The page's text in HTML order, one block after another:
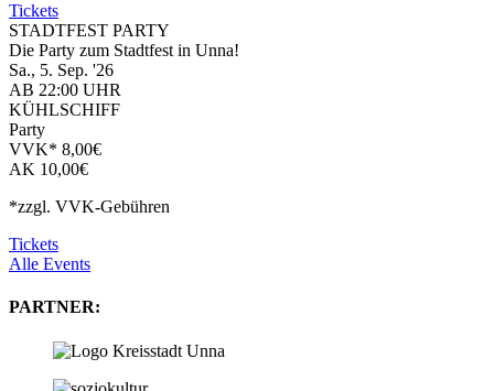
Tickets
STADTFEST PARTY
Die Party zum Stadtfest in Unna!
Sa., 5. Sep. '26
AB 22:00 UHR
KÜHLSCHIFF
Party
VVK* 8,00€
AK 10,00€
*zzgl. VVK-Gebühren
Tickets
Alle Events
PARTNER: